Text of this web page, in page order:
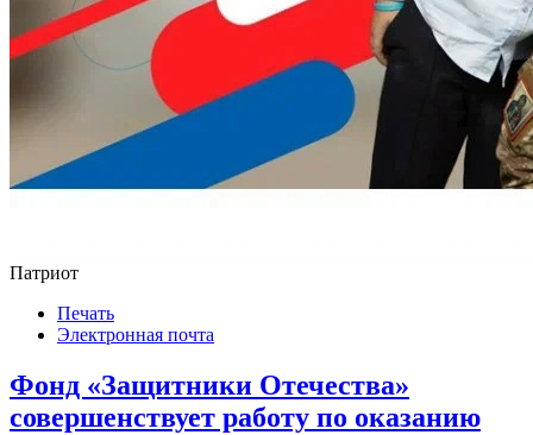
Патриот
Печать
Электронная почта
Фонд «Защитники Отечества»
совершенствует работу по оказанию